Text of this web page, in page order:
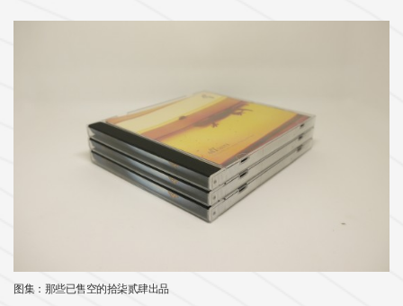
图集：那些已售空的拾柒贰肆出品